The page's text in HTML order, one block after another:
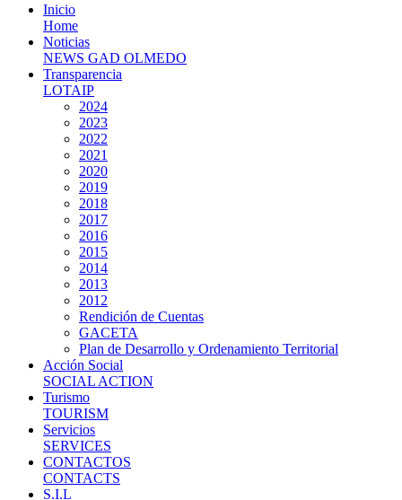
Inicio
Home
Noticias
NEWS GAD OLMEDO
Transparencia
LOTAIP
2024
2023
2022
2021
2020
2019
2018
2017
2016
2015
2014
2013
2012
Rendición de Cuentas
GACETA
Plan de Desarrollo y Ordenamiento Territorial
Acción Social
SOCIAL ACTION
Turismo
TOURISM
Servicios
SERVICES
CONTACTOS
CONTACTS
S.I.L